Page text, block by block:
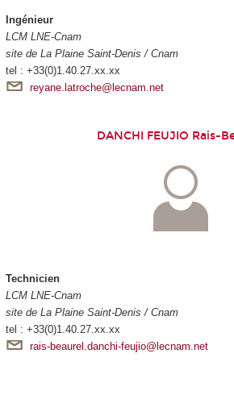
Ingénieur
LCM LNE-Cnam
site de La Plaine Saint-Denis / Cnam
tel : +33(0)1.40.27.xx.xx
reyane.latroche@lecnam.net
DANCHI FEUJIO Rais-
Technicien
LCM LNE-Cnam
site de La Plaine Saint-Denis / Cnam
tel : +33(0)1.40.27.xx.xx
rais-beaurel.danchi-feujio@lecnam.net